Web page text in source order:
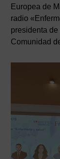
Europea de
radio
presidenta
Comunidad